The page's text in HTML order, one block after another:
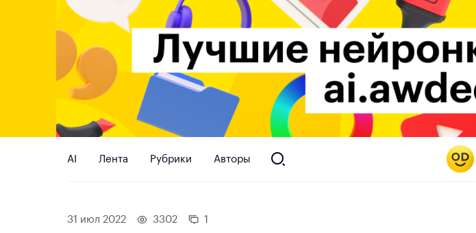
AI Лента Рубрики Авторы
31 июл 2022 3302 1